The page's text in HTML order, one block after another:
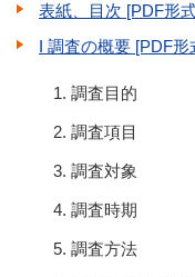
表紙、目次 [PDF形
I 調査の概要 [PDF形
調査目的
調査項目
調査対象
調査時期
調査方法